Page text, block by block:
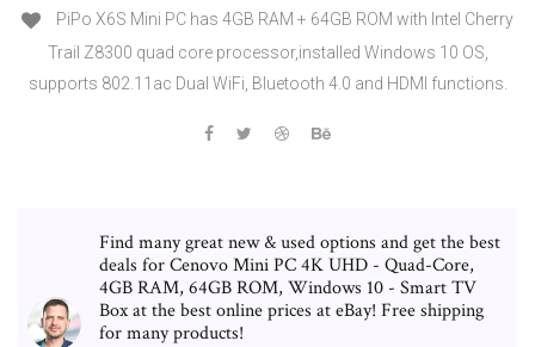
PiPo X6S Mini PC has 4GB RAM + 64GB ROM with Intel Cherry
Trail Z8300 quad core processor,installed Windows 10 OS,
supports 802.11ac Dual WiFi, Bluetooth 4.0 and HDMI functions.
Find many great new & used options and get the best
deals for Cenovo Mini PC 4K UHD - Quad-Core,
4GB RAM, 64GB ROM, Windows 10 - Smart TV
Box at the best online prices at eBay! Free shipping
for many products!